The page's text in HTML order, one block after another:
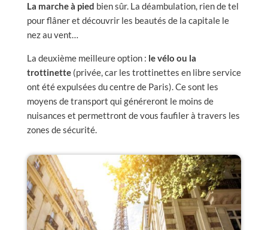
La marche à pied bien sûr. La déambulation, rien de tel
pour flâner et découvrir les beautés de la capitale le
nez au vent…
La deuxième meilleure option : le vélo ou la
trottinette(privée, car les trottinettes en libre service
ont été expulsées du centre de Paris). Ce sont les
moyens de transport qui généreront le moins de
nuisances et permettront de vous faufiler à travers les
zones de sécurité.